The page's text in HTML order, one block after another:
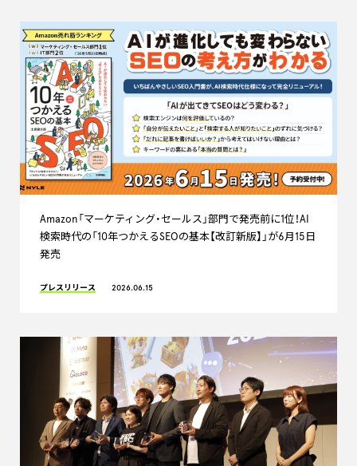
Amazon「マーケティング・セールス」部門で発売前に1位！AI
検索時代の「10年つかえるSEOの基本【改訂新版】」が6月15日
発売
プレスリリース 2026.06.15